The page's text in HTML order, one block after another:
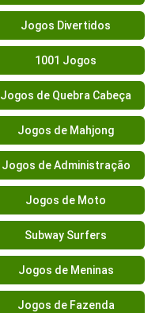
Jogos Divertidos
1001 Jogos
Jogos de Quebra Cabeça
Jogos de Mahjong
Jogos de Administração
Jogos de Moto
Subway Surfers
Jogos de Meninas
Jogos de Fazenda